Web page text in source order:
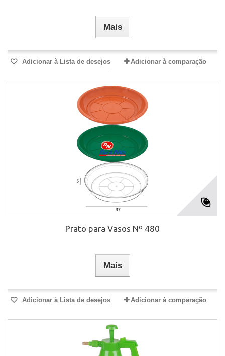
Mais
Adicionar à Lista de desejos Adicionar à comparação
Prato para Vasos Nº 480
Mais
Adicionar à Lista de desejos Adicionar à comparação